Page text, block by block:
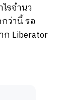
รจำนว
ว่านี้ รอ
Liberator